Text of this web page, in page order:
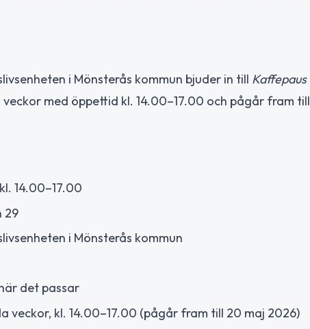
i Mönsterås kommun bjuder in till Kaffepaus
med öppettid kl. 14.00–17.00 och pågår fram
14.00–17.00
29
i Mönsterås kommun
det passar
veckor, kl. 14.00–17.00 (pågår fram till 20 maj 2026)